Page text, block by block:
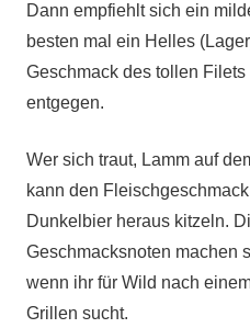
Dann empfiehlt sich ein
besten mal ein Helles
Geschmack des tollen
entgegen.
Wer sich traut, Lamm auf
kann den
Dunkelbier heraus kitzeln.
Geschmacksnoten machen
wenn ihr für Wild nach
Grillen sucht.